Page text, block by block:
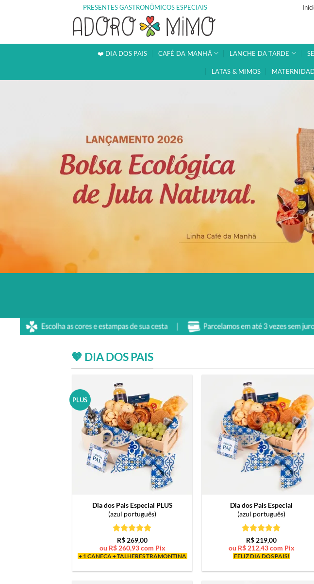
PRESENTES GASTRONÔMICOS ESPECIAIS
❤️ DIA DOS PAIS CAFÉ DA MANHÃ LANCHE DA TARDE
LATAS & MIMOS
🤎 DIA DOS PAIS
PLUS
Dia dos Pais Especial PLUS
(azul português)
Avaliação5
de 5
R$269,00
ou R$260,93com Pix
+ 1 CANECA + TALHERES TRAMONTINA
Dia dos Pais Especial
(azul português)
Avaliação5
de 5
R$219,00
ou R$212,43com Pix
FELIZ DIA DOS PAIS!